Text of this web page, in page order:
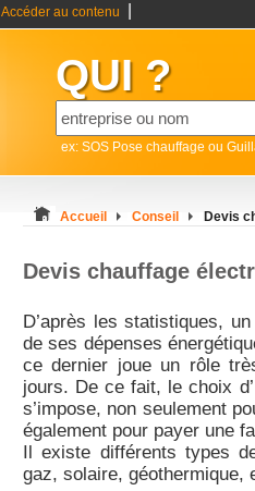
Accéder au contenu
QUI ?
ex: SOS Pose chauffage ou
Accueil Conseil Devis
Devis chauffage
D’après les statistiques,
de ses dépenses
ce dernier joue un rôle
jours. De ce fait, le choix
s’impose, non seulement
également pour payer une
Il existe différents types
gaz, solaire, géothermique,